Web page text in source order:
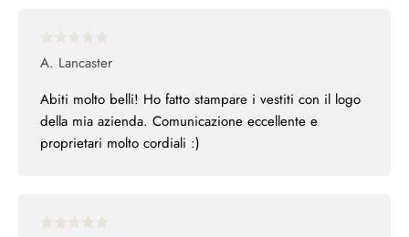
A. Lancaster
Abiti molto belli! Ho fatto stampare i vestiti con il logo
della mia azienda. Comunicazione eccellente e
proprietari molto cordiali :)